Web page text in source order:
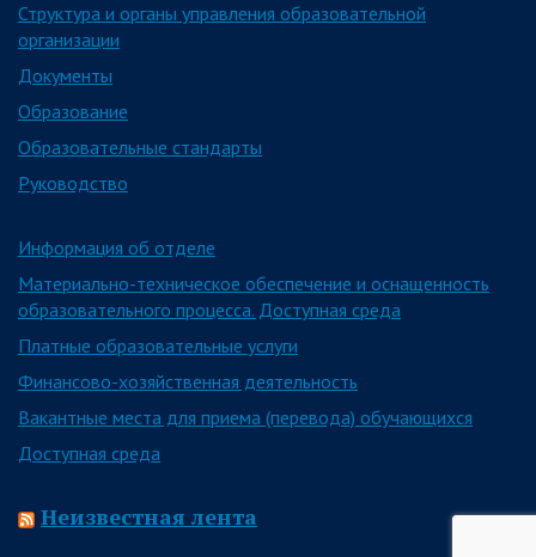
Структура и органы управления образовательной
организации
Документы
Образование
Образовательные стандарты
Руководство
Информация об отделе
Материально-техническое обеспечение и оснащенность
образовательного процесса. Доступная среда
Платные образовательные услуги
Финансово-хозяйственная деятельность
Вакантные места для приема (перевода) обучающихся
Доступная среда
Неизвестная лента